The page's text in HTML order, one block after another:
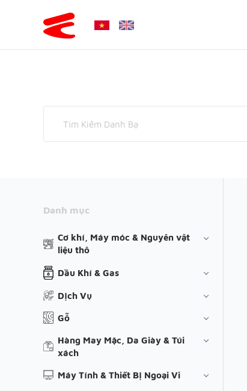
Danh mục
Cơ khí, Máy móc & Nguyên vật
liệu thô
Dầu Khí & Gas
Dịch Vụ
Gỗ
Hàng May Mặc, Da Giày & Túi
xách
Máy Tính & Thiết Bị Ngoại Vi